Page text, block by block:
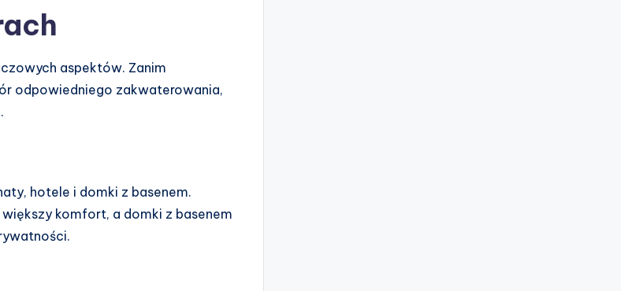
aspektów. Zanim
odpowiedniego zakwaterowania,
hotele i domki z basenem.
komfort, a domki z basenem